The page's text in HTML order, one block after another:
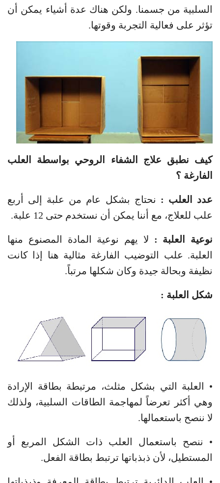
السلبية من جسمنا. ولكن هناك عدة أشياء يمكن أن
تؤثر على فعالية التجربة وقوتها.
كيف نطبق علاج الشفاء الروحي بواسطة العلب
الفارغة ؟
عدد العلب : نحتاج بشكل عام من علبة إلى أربع
علب للعلاج، مع أننا يمكن أن نستخدم حتى 12 علبة.
نوعية العلبة : لا يهم نوعية المادة المصنوع منها
العلبة. علب التوضيب الفارغة مثالية هنا إذا كانت
نظيفة وبحالة جيدة وكان شكلها مرتباً.
شكل العلبة :
• العلبة التي بشكل مثلث، مرتبطة بطاقة الإرادة
وهي أكثر تعرضاً لمهاجمة الطاقات السلبية، ولذلك
لا ننصح باستعمالها.
• ننصح باستعمال العلب ذات الشكل المربع أو
المستطيل، لأن ذبذباتها ترتبط بطاقة الفعل.